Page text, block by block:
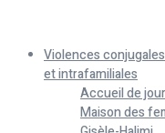
Violences conjugales
et intrafamiliales
Accueil de
Maison des